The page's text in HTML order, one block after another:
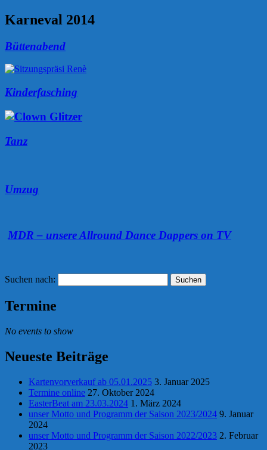
Karneval 2014
Büttenabend
Kinderfasching
Tanz
Umzug
MDR – unsere Allround Dance Dappers on TV
Suchen nach:
Termine
No events to show
Neueste Beiträge
Kartenvorverkauf ab 05.01.2025 3. Januar 2025
Termine online 27. Oktober 2024
EasterBeat am 23.03.2024 1. März 2024
unser Motto und Programm der Saison 2023/2024 9. Januar
2024
unser Motto und Programm der Saison 2022/2023 2. Februar
2023